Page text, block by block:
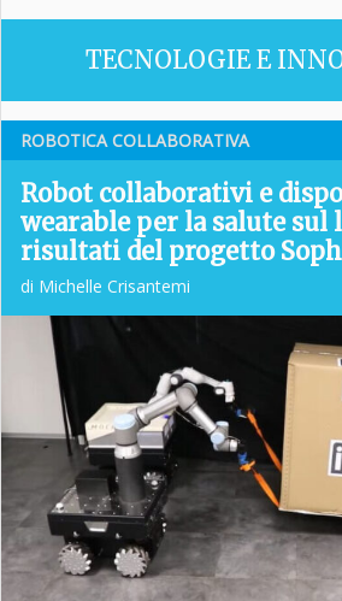
TECNOLOGIE E
ROBOTICA COLLABORATIVA
Robot collaborativi e
wearable per la salute sul
risultati del progetto
di Michelle Crisantemi